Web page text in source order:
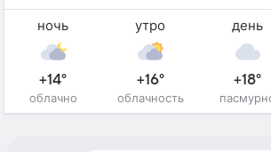
ночь
+14°
облачно
утро
+16°
облачность
день
+18°